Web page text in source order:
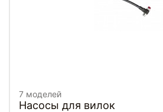
7 моделей
Насосы для вилок